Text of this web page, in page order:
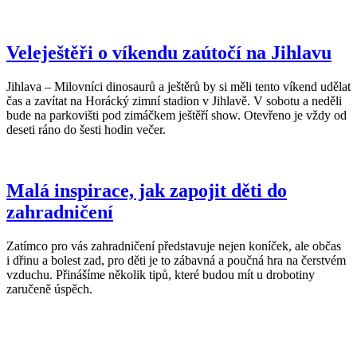
Veleještěři o víkendu zaútočí na Jihlavu
Jihlava – Milovníci dinosaurů a ještěrů by si měli tento víkend udělat
čas a zavítat na Horácký zimní stadion v Jihlavě. V sobotu a neděli
bude na parkovišti pod zimáčkem ještěří show. Otevřeno je vždy od
deseti ráno do šesti hodin večer.
Malá inspirace, jak zapojit děti do
zahradničení
Zatímco pro vás zahradničení představuje nejen koníček, ale občas
i dřinu a bolest zad, pro děti je to zábavná a poučná hra na čerstvém
vzduchu. Přinášíme několik tipů, které budou mít u drobotiny
zaručeně úspěch.